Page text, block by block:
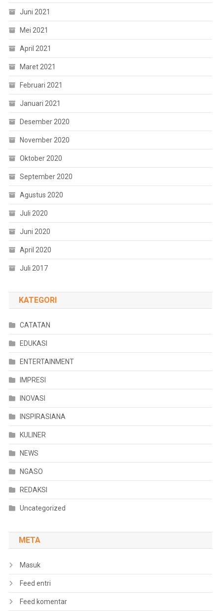
Juni 2021
Mei 2021
April 2021
Maret 2021
Februari 2021
Januari 2021
Desember 2020
November 2020
Oktober 2020
September 2020
Agustus 2020
Juli 2020
Juni 2020
April 2020
Juli 2017
KATEGORI
CATATAN
EDUKASI
ENTERTAINMENT
IMPRESI
INOVASI
INSPIRASIANA
KULINER
NEWS
NGASO
REDAKSI
Uncategorized
META
Masuk
Feed entri
Feed komentar